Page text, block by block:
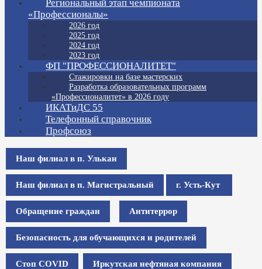
Региональный этап чемпионата
«Профессионалы»
2026 год
2025 год
2024 год
2023 год
ФП "ПРОФЕССИОНАЛИТЕТ"
Стажировки на базе мастерских
Разработка образовательных программ
«Профессионалитет» в 2026 году
ИКАТиДС 55
Телефонный справочник
Профсоюз
Наш филиал в п. Улькан
Наш филиал в п. Магистральный г. Усть-Кут
Обращение граждан Антитеррор
Безопасность для обучающихся и родителей
Стоп COVID Иркутская нефтяная компания